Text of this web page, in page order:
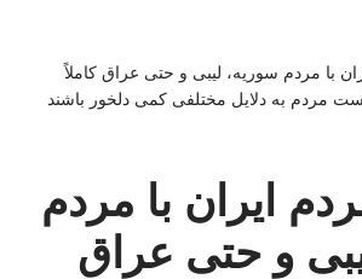
با مردم سوریه، لیبی و حتی عراق کاملاً
مردم به دلایل مختلفی کمی دلخور باشند
ایران با مردم
و حتی عراق